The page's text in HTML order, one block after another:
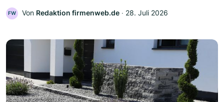
FW Von Redaktion firmenweb.de ‧ 28. Juli 2026